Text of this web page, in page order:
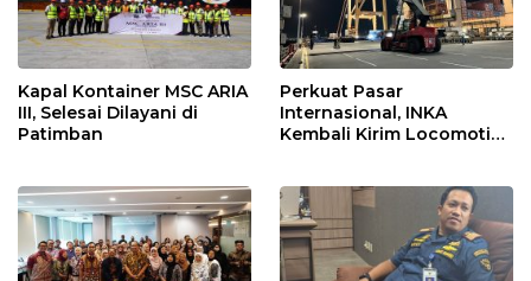
Kapal Kontainer MSC ARIA
III, Selesai Dilayani di
Patimban
Perkuat Pasar
Internasional, INKA
Kembali Kirim Locomotive